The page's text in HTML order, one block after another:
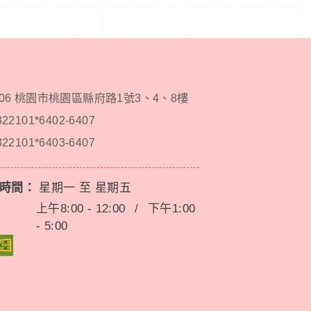
桃園市桃園區縣府路1號3、4、8樓
6407
6407
間： 星期一 至 星期五
上午8:00 - 12:00
/
下午1:00
- 5:00